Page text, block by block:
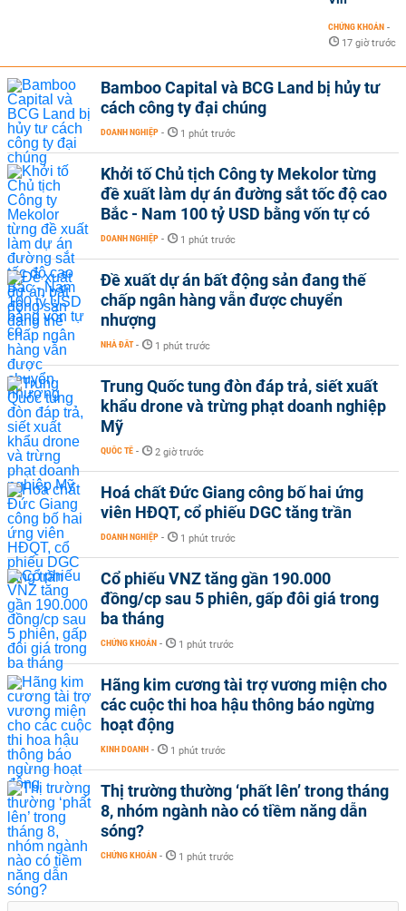
CHỨNG KHOÁN -
17 giờ trước
Bamboo Capital và BCG Land bị hủy tư
cách công ty đại chúng
DOANH NGHIỆP - 1 phút trước
Khởi tố Chủ tịch Công ty Mekolor từng
đề xuất làm dự án đường sắt tốc độ cao
Bắc - Nam 100 tỷ USD bằng vốn tự có
DOANH NGHIỆP - 1 phút trước
Đề xuất dự án bất động sản đang thế
chấp ngân hàng vẫn được chuyển
nhượng
NHÀ ĐẤT - 1 phút trước
Trung Quốc tung đòn đáp trả, siết xuất
khẩu drone và trừng phạt doanh nghiệp
Mỹ
QUỐC TẾ - 2 giờ trước
Hoá chất Đức Giang công bố hai ứng
viên HĐQT, cổ phiếu DGC tăng trần
DOANH NGHIỆP - 1 phút trước
Cổ phiếu VNZ tăng gần 190.000
đồng/cp sau 5 phiên, gấp đôi giá trong
ba tháng
CHỨNG KHOÁN - 1 phút trước
Hãng kim cương tài trợ vương miện cho
các cuộc thi hoa hậu thông báo ngừng
hoạt động
KINH DOANH - 1 phút trước
Thị trường thường ‘phất lên’ trong tháng
8, nhóm ngành nào có tiềm năng dẫn
sóng?
CHỨNG KHOÁN - 1 phút trước